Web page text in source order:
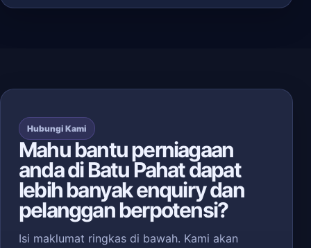
Hubungi Kami
Mahu bantu perniagaan
anda di Batu Pahat dapat
lebih banyak enquiry dan
pelanggan berpotensi?
Isi maklumat ringkas di bawah. Kami akan